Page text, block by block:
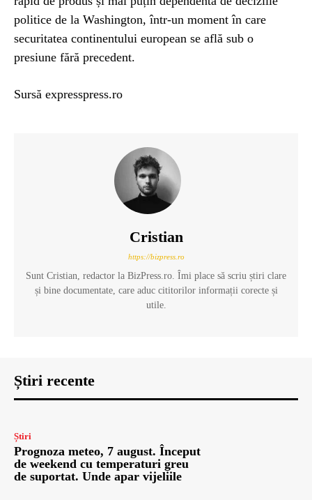
politice de la Washington, într-un moment în care
securitatea continentului european se află sub o
presiune fără precedent.
Sursă expresspress.ro
Cristian
https://bizpress.ro
Sunt Cristian, redactor la BizPress.ro. Îmi place să scriu știri clare
și bine documentate, care aduc cititorilor informații corecte și
utile.
Știri recente
Știri
Prognoza meteo, 7 august. Început
de weekend cu temperaturi greu
de suportat. Unde apar vijeliile